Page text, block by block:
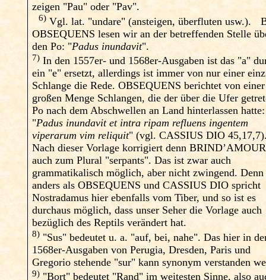
zeigen "Pau" oder "Pav".
6) Vgl. lat. "undare" (ansteigen, überfluten usw.).
OBSEQUENS lesen wir an der betreffenden Stelle
den Po: "Padus inundavit".
7) In den 1557er- und 1568er-Ausgaben ist das "a"
ein "e" ersetzt, allerdings ist immer von nur einer
Schlange die Rede. OBSEQUENS berichtet von einer
großen Menge Schlangen, die der über die Ufer
Po nach dem Abschwellen an Land hinterlassen hatte:
"Padus inundavit et intra ripam refluens ingentem
viperarum vim reliquit" (vgl. CASSIUS DIO
Nach dieser Vorlage korrigiert denn BRIND’AMOUR
auch zum Plural "serpants". Das ist zwar auch
grammatikalisch möglich, aber nicht zwingend. Denn
anders als OBSEQUENS und CASSIUS DIO spricht
Nostradamus hier ebenfalls vom Tiber, und so ist es
durchaus möglich, dass unser Seher die Vorlage auch
bezüglich des Reptils verändert hat.
8) "Sus" bedeutet u. a. "auf, bei, nahe". Das hier in
1568er-Ausgaben von Perugia, Dresden, Paris und
Gregorio stehende "sur" kann synonym verstanden
9) "Bort" bedeutet "Rand" im weitesten Sinne, also